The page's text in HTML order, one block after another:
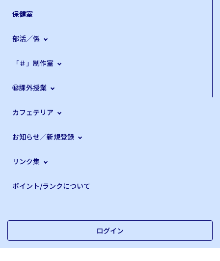
保健室
部活／係
「＃」制作室
㊙課外授業
カフェテリア
お知らせ／新規登録
リンク集
ポイント/ランクについて
ログイン